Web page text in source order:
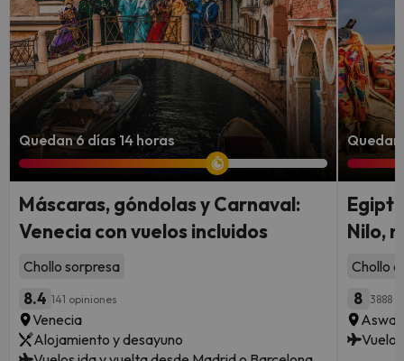
Quedan 6 días 14 horas
Máscaras, góndolas y Carnaval:
Venecia con vuelos incluidos
Chollo sorpresa
8.4 141 opiniones
Venecia
Alojamiento y desayuno
Quedan
Nilo,
Chollo
8 3888
Aswan